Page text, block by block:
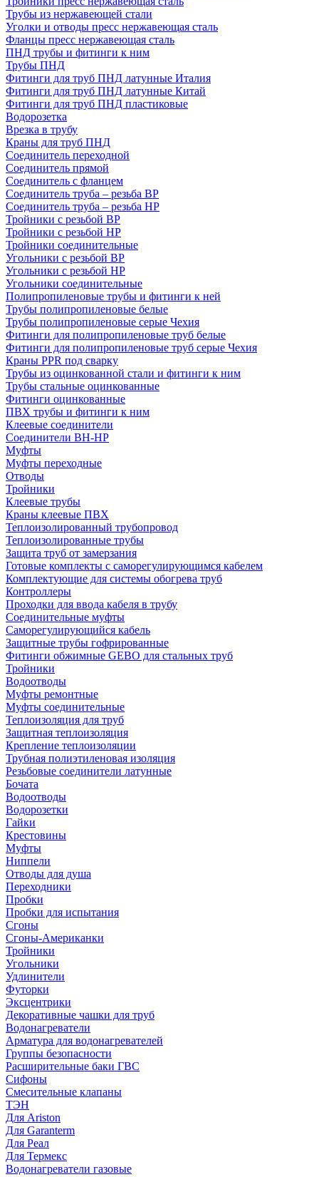
Трубы из нержавеющей стали
Уголки и отводы пресс нержавеющая сталь
Фланцы пресс нержавеющая сталь
ПНД трубы и фитинги к ним
Трубы ПНД
Фитинги для труб ПНД латунные Италия
Фитинги для труб ПНД латунные Китай
Фитинги для труб ПНД пластиковые
Водорозетка
Врезка в трубу
Краны для труб ПНД
Соединитель переходной
Соединитель прямой
Соединитель с фланцем
Соединитель труба – резьба ВР
Соединитель труба – резьба НР
Тройники с резьбой ВР
Тройники с резьбой НР
Тройники соединительные
Угольники с резьбой ВР
Угольники с резьбой НР
Угольники соединительные
Полипропиленовые трубы и фитинги к ней
Трубы полипропиленовые белые
Трубы полипропиленовые серые Чехия
Фитинги для полипропиленовые труб белые
Фитинги для полипропиленовые труб серые Чехия
Краны PPR под сварку
Трубы из оцинкованной стали и фитинги к ним
Трубы стальные оцинкованные
Фитинги оцинкованные
ПВХ трубы и фитинги к ним
Клеевые соединители
Соединители ВН-НР
Муфты
Муфты переходные
Отводы
Тройники
Клеевые трубы
Краны клеевые ПВХ
Теплоизолированный трубопровод
Теплоизолированные трубы
Защита труб от замерзания
Готовые комплекты с саморегулирующимся кабелем
Комплектующие для системы обогрева труб
Контроллеры
Проходки для ввода кабеля в трубу
Соединительные муфты
Саморегулирующийся кабель
Защитные трубы гофрированные
Фитинги обжимные GEBO для стальных труб
Тройники
Водоотводы
Муфты ремонтные
Муфты соединительные
Теплоизоляция для труб
Защитная теплоизоляция
Крепление теплоизоляции
Трубная полиэтиленовая изоляция
Резьбовые соединители латунные
Бочата
Водоотводы
Водорозетки
Гайки
Крестовины
Муфты
Ниппели
Отводы для душа
Переходники
Пробки
Пробки для испытания
Сгоны
Сгоны-Американки
Тройники
Угольники
Удлинители
Футорки
Эксцентрики
Декоративные чашки для труб
Водонагреватели
Арматура для водонагревателей
Группы безопасности
Расширительные баки ГВС
Сифоны
Смесительные клапаны
ТЭН
Для Ariston
Для Garanterm
Для Реал
Для Термекс
Водонагреватели газовые